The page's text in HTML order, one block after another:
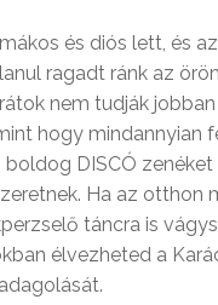
és diós lett, és
ragadt ránk az
nem tudják jobban
hogy mindannyian
boldog DISCÓ
Ha az otthon
táncra is
élvezheted a